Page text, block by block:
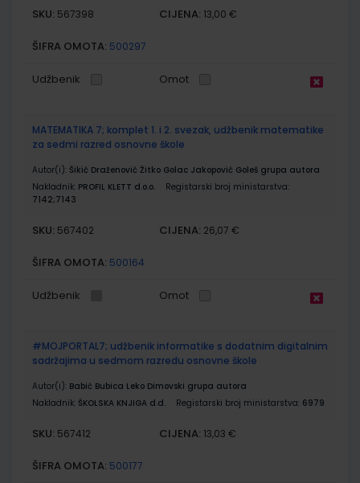
SKU: 567398 CIJENA: 13,00 €
ŠIFRA OMOTA: 500297
Udžbenik Omot
MATEMATIKA 7; komplet 1. i 2. svezak, udžbenik matematike
za sedmi razred osnovne škole
Autor(i): Šikić Draženović Žitko Golac Jakopović Goleš grupa autora
Nakladnik: PROFIL KLETT d.o.o.
Registarski broj ministarstva:
7142;7143
SKU: 567402 CIJENA: 26,07 €
ŠIFRA OMOTA: 500164
Udžbenik Omot
#MOJPORTAL7; udžbenik informatike s dodatnim digitalnim
sadržajima u sedmom razredu osnovne škole
Autor(i): Babić Bubica Leko Dimovski grupa autora
Nakladnik: ŠKOLSKA KNJIGA d.d. Registarski broj ministarstva: 6979
SKU: 567412 CIJENA: 13,03 €
ŠIFRA OMOTA: 500177